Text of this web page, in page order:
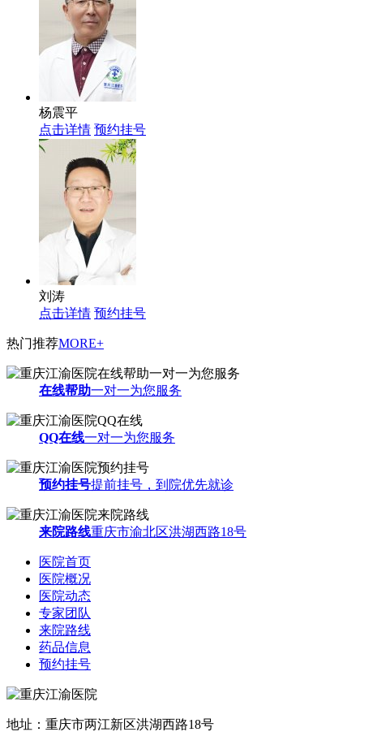
杨震平
点击详情 预约挂号
刘涛
点击详情 预约挂号
热门推荐MORE+
在线帮助一对一为您服务
QQ在线一对一为您服务
预约挂号提前挂号，到院优先就诊
来院路线重庆市渝北区洪湖西路18号
医院首页
医院概况
医院动态
专家团队
来院路线
药品信息
预约挂号
地址：重庆市两江新区洪湖西路18号